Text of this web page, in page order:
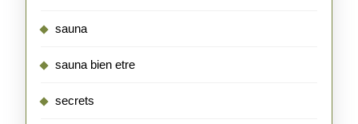
sauna
sauna bien etre
secrets